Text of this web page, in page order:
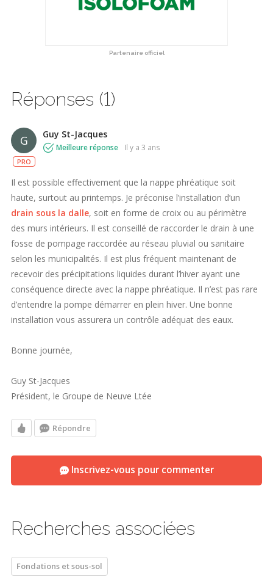
Partenaire officiel
Réponses (1)
G
PRO
Guy St-Jacques
Meilleure réponse il y a 3 ans
Il est possible effectivement que la nappe phréatique soit
haute, surtout au printemps. Je préconise l’installation d’un
drain sous la dalle, soit en forme de croix ou au périmètre
des murs intérieurs. Il est conseillé de raccorder le drain à une
fosse de pompage raccordée au réseau pluvial ou sanitaire
selon les municipalités. Il est plus fréquent maintenant de
recevoir des précipitations liquides durant l’hiver ayant une
conséquence directe avec la nappe phréatique. Il n’est pas rare
d’entendre la pompe démarrer en plein hiver. Une bonne
installation vous assurera un contrôle adéquat des eaux.
Bonne journée,
Guy St-Jacques
Président, le Groupe de Neuve Ltée
Répondre
Inscrivez-vous pour commenter
Recherches associées
Fondations et sous-sol